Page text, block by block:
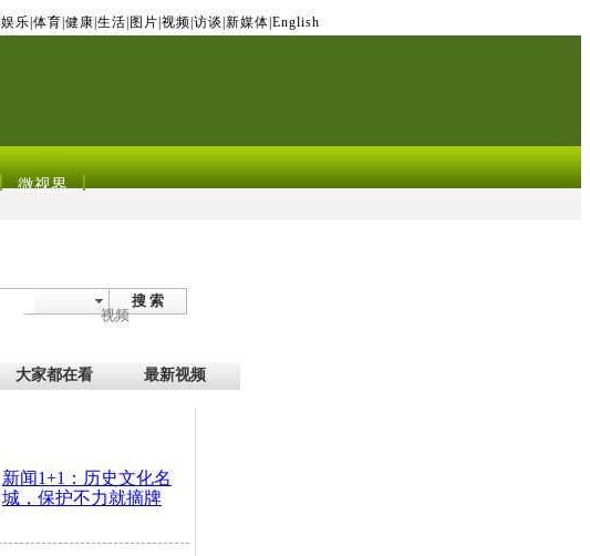
娱乐 体育 健康 生活 图片 视频 访谈 新媒体 English
微视界
搜 索
视频
大家都在看 最新视频
新闻1+1：历史文化名
城，保护不力就摘牌